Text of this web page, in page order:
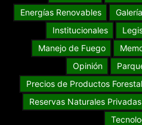
Energías Renovables
Institucionales
Manejo de Fuego
Opinión
Precios de Productos
Reservas Naturales Privadas